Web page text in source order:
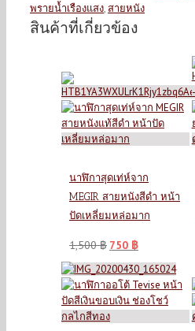
พรายน้ำเรืองแสง,สายหนัง
สินค้าที่เกี่ยวข้อง
นาฬิกาสุดเท่ห์จาก
MEGIR สายหนังสีดำ หน้า
ปัดเหลี่ยมหล่อมาก
1,500฿ 750 ฿